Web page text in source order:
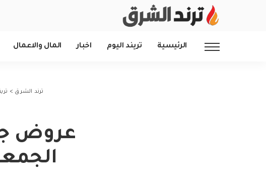
الرئيسية تريند اليوم اخبار المال والاعمال
ترند الشرق >
عروض
الجمعة 14/11/2025